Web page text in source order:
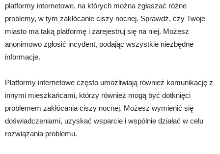
platformy internetowe, na których można zgłaszać różne
problemy, w tym zakłócanie ciszy nocnej. Sprawdź, czy Twoje
miasto ma taką platformę i zarejestruj się na niej. Możesz
anonimowo zgłosić incydent, podając wszystkie niezbędne
informacje.
Platformy internetowe często umożliwiają również komunikację z
innymi mieszkańcami, którzy również mogą być dotknięci
problemem zakłócania ciszy nocnej. Możesz wymienić się
doświadczeniami, uzyskać wsparcie i wspólnie działać w celu
rozwiązania problemu.